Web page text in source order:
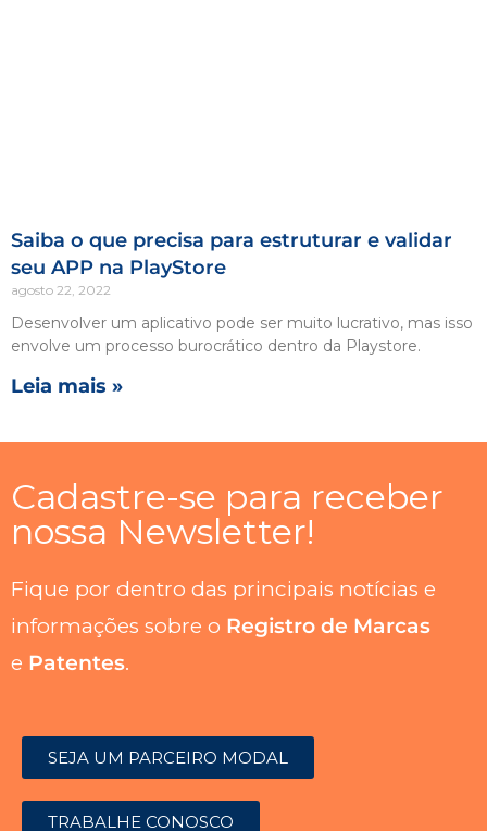
Saiba o que precisa para estruturar e validar
seu APP na PlayStore
agosto 22, 2022
Desenvolver um aplicativo pode ser muito lucrativo, mas isso
envolve um processo burocrático dentro da Playstore.
Leia mais »
Cadastre-se para receber
nossa Newsletter!
Fique por dentro das principais notícias e
informações sobre o Registro de Marcas
e Patentes.
SEJA UM PARCEIRO MODAL
TRABALHE CONOSCO